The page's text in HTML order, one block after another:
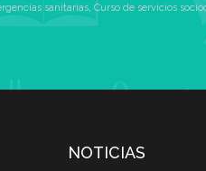
sanitarias, Curso de servicios
NOTICIAS